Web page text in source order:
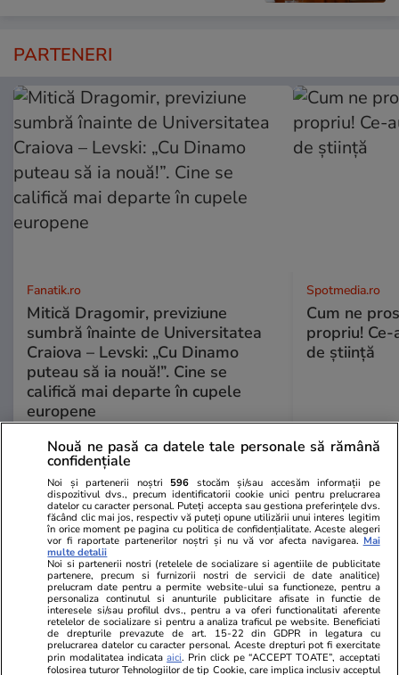
PARTENERI
Fanatik.ro
Mitică Dragomir, previziune
sumbră înainte de Universitatea
Craiova – Levski: „Cu Dinamo
puteau să ia nouă!”. Cine se
califică mai departe în cupele
europene
Spotmedia.ro
Cum ne
propriu!
de știință
ULTIMELE ȘTIRI
Vacanțe și Cultură 16:26
Plaja din Grecia unde o sticlă cu apă minerală
costă 35 de lei. Mulți români își petrec acolo
vacanța de vară în 2026
Știri România 16:25
Nouă ne pasă ca datele tale personale să rămână
confidențiale
Noi și partenerii noștri 596 stocăm și/sau accesăm informații pe
dispozitivul dvs., precum identificatorii cookie unici pentru prelucrarea
datelor cu caracter personal. Puteți accepta sau gestiona preferințele dvs.
făcând clic mai jos, respectiv vă puteți opune utilizării unui interes legitim
în orice moment pe pagina cu politica de confidențialitate. Aceste alegeri
vor fi raportate partenerilor noștri și nu vă vor afecta navigarea. Mai
multe detalii
Noi si partenerii nostri (retelele de socializare si agentiile de publicitate
partenere, precum si furnizorii nostri de servicii de date analitice)
prelucram date pentru a permite website-ului sa functioneze, pentru a
personaliza continutul si anunturile publicitare afisate in functie de
interesele si/sau profilul dvs., pentru a va oferi functionalitati aferente
retelelor de socializare si pentru a analiza traficul pe website. Beneficiati
de drepturile prevazute de art. 15-22 din GDPR in legatura cu
prelucrarea datelor cu caracter personal. Aceste drepturi pot fi exercitate
prin modalitatea indicataaici. Prin click pe “ACCEPT TOATE”, acceptati
folosirea tuturor Tehnologiilor de tip Cookie, care implica inclusiv acceptul